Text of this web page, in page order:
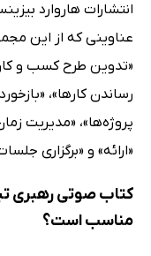
انتشارات هاروارد
عناوینی که از این
«تدوین طرح کسب و
رساندن کارها»،
پروژه‌ها»، «مدیریت
«ارائه» و «برگزاری
کتاب صوتی رهبری
مناسب است؟